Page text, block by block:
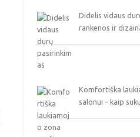
Didelis vidaus
rankenos ir
Komfortiška
salonui – kaip